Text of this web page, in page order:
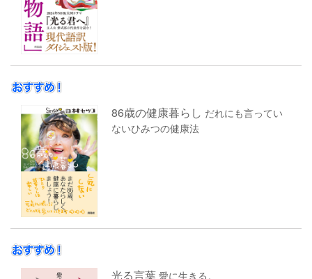
86歳の健康暮らし だれにも言ってい
ないひみつの健康法
光る言葉愛に生きる。